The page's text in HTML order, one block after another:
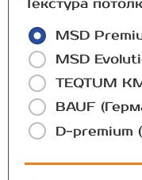
Текстура
MSD
MSD
TEQTUM
BAUF
D-premium